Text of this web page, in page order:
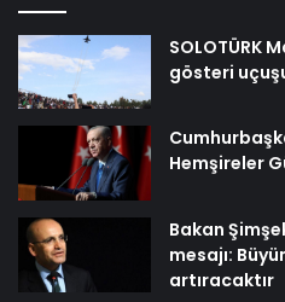
SOLOTÜRK
gösteri
Hemşireler
Bakan
mesajı:
artıracaktır